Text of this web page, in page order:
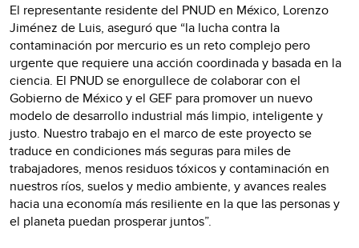
El representante residente del PNUD en México, Lorenzo
Jiménez de Luis, aseguró que “la lucha contra la
contaminación por mercurio es un reto complejo pero
urgente que requiere una acción coordinada y basada en la
ciencia. El PNUD se enorgullece de colaborar con el
Gobierno de México y el GEF para promover un nuevo
modelo de desarrollo industrial más limpio, inteligente y
justo. Nuestro trabajo en el marco de este proyecto se
traduce en condiciones más seguras para miles de
trabajadores, menos residuos tóxicos y contaminación en
nuestros ríos, suelos y medio ambiente, y avances reales
hacia una economía más resiliente en la que las personas y
el planeta puedan prosperar juntos”.